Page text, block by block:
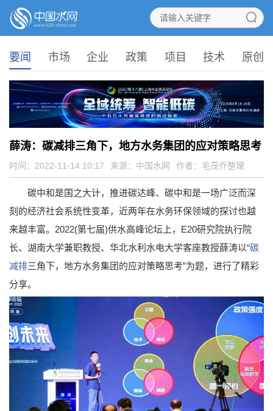
要闻 市场 企业 政策 项目 技术 原创
薛涛：碳减排三角下，地方水务集团的应对策略思考
时间：2022-11-14 10:17 来源： 中国水网 作者：毛茂乔整理
碳中和是国之大计，推进碳达峰、碳中和是一场广泛而深
刻的经济社会系统性变革，近两年在水务环保领域的探讨也越
来越丰富。2022(第七届)供水高峰论坛上，E20研究院执行院
长、湖南大学兼职教授、华北水利水电大学客座教授薛涛以“碳
减排三角下，地方水务集团的应对策略思考”为题，进行了精彩
分享。